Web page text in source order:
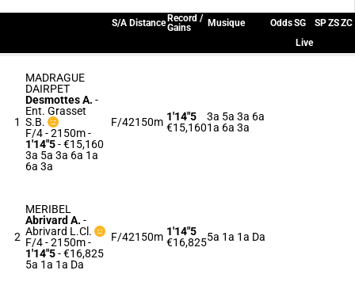
S/A Distance Record /
Gains
Musique OddsSG SPZSZC
Live
1
MADRAGUE
DAIRPET
Desmottes A. -
Ent. Grasset
S.B.
F/4 - 2150m-
1'14"5- €15,160
3a 5a 3a 6a 1a
6a 3a
F/42150m 1'14"5
€15,160
3a 5a 3a 6a
1a 6a 3a
2
MERIBEL
Abrivard A. -
Abrivard L.Cl.
F/4 - 2150m-
1'14"5- €16,825
5a 1a 1a Da
F/42150m 1'14"5
€16,8255a 1a 1a Da